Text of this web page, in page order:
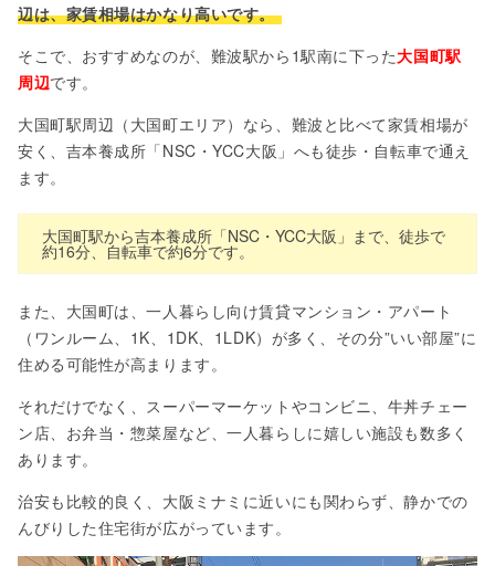
辺は、家賃相場はかなり高いです。
そこで、おすすめなのが、難波駅から1駅南に下った大国町駅
周辺です。
大国町駅周辺（大国町エリア）なら、難波と比べて家賃相場が
安く、吉本養成所「NSC・YCC大阪」へも徒歩・自転車で通え
ます。
大国町駅から吉本養成所「NSC・YCC大阪」まで、徒歩で
約16分、自転車で約6分です。
また、大国町は、一人暮らし向け賃貸マンション・アパート
（ワンルーム、1K、1DK、1LDK）が多く、その分”いい部屋”に
住める可能性が高まります。
それだけでなく、スーパーマーケットやコンビニ、牛丼チェー
ン店、お弁当・惣菜屋など、一人暮らしに嬉しい施設も数多く
あります。
治安も比較的良く、大阪ミナミに近いにも関わらず、静かでの
んびりした住宅街が広がっています。